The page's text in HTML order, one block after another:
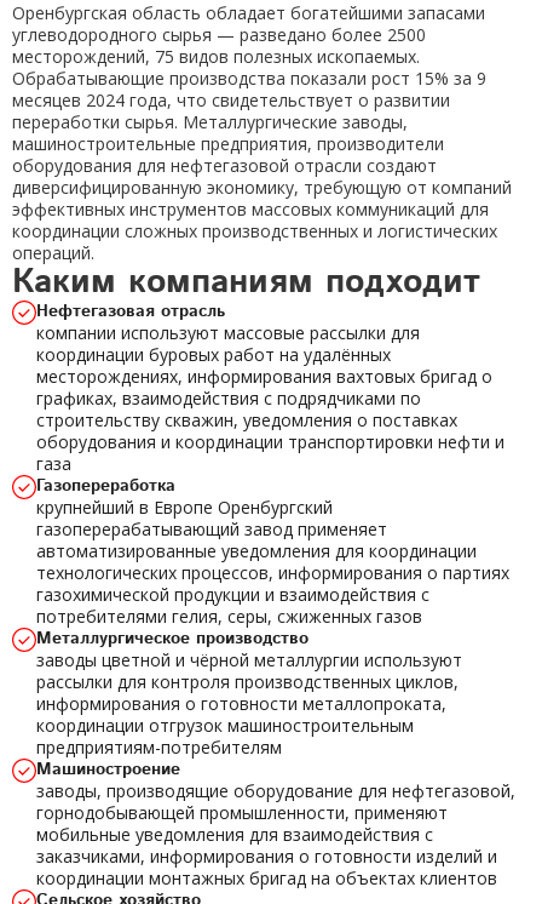
Оренбургская область обладает богатейшими запасами
углеводородного сырья — разведано более 2500
месторождений, 75 видов полезных ископаемых.
Обрабатывающие производства показали рост 15% за 9
месяцев 2024 года, что свидетельствует о развитии
переработки сырья. Металлургические заводы,
машиностроительные предприятия, производители
оборудования для нефтегазовой отрасли создают
диверсифицированную экономику, требующую от компаний
эффективных инструментов массовых коммуникаций для
координации сложных производственных и логистических
операций.
Каким компаниям подходит
Нефтегазовая отрасль
компании используют массовые рассылки для
координации буровых работ на удалённых
месторождениях, информирования вахтовых бригад о
графиках, взаимодействия с подрядчиками по
строительству скважин, уведомления о поставках
оборудования и координации транспортировки нефти и
газа
Газопереработка
крупнейший в Европе Оренбургский
газоперерабатывающий завод применяет
автоматизированные уведомления для координации
технологических процессов, информирования о партиях
газохимической продукции и взаимодействия с
потребителями гелия, серы, сжиженных газов
Металлургическое производство
заводы цветной и чёрной металлургии используют
рассылки для контроля производственных циклов,
информирования о готовности металлопроката,
координации отгрузок машиностроительным
предприятиям-потребителям
Машиностроение
заводы, производящие оборудование для нефтегазовой,
горнодобывающей промышленности, применяют
мобильные уведомления для взаимодействия с
заказчиками, информирования о готовности изделий и
координации монтажных бригад на объектах клиентов